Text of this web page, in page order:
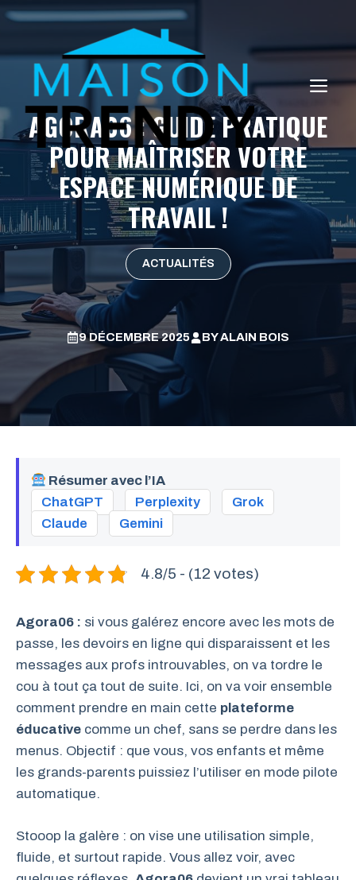
Aller
contenu
AGORA06 : GUIDE PRATIQUE
POUR MAÎTRISER VOTRE
ESPACE NUMÉRIQUE DE
TRAVAIL !
ACTUALITÉS
9 DÉCEMBRE 2025 BYALAIN BOIS
Résumer avec l’IA
ChatGPT
Perplexity
Grok
Claude
Gemini
4.8/5 - (12 votes)
Agora06 : si vous galérez encore avec les mots de
passe, les devoirs en ligne qui disparaissent et les
messages aux profs introuvables, on va tordre le
cou à tout ça tout de suite. Ici, on va voir ensemble
comment prendre en main cette plateforme
éducative comme un chef, sans se perdre dans les
menus. Objectif : que vous, vos enfants et même
les grands-parents puissiez l’utiliser en mode pilote
automatique.
Stooop la galère : on vise une utilisation simple,
fluide, et surtout rapide. Vous allez voir, avec